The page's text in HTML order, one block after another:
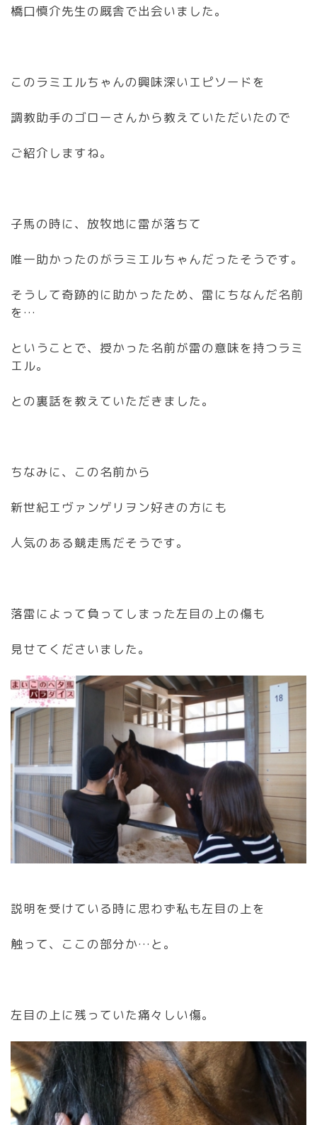
橋口慎介先生の厩舎で出会いました。
このラミエルちゃんの興味深いエピソードを
調教助手のゴローさんから教えていただいたので
ご紹介しますね。
子馬の時に、放牧地に雷が落ちて
唯一助かったのがラミエルちゃんだったそうです。
そうして奇跡的に助かったため、雷にちなんだ名前
を…
ということで、授かった名前が雷の意味を持つラミ
エル。
との裏話を教えていただきました。
ちなみに、この名前から
新世紀エヴァンゲリヲン好きの方にも
人気のある競走馬だそうです。
落雷によって負ってしまった左目の上の傷も
見せてくださいました。
説明を受けている時に思わず私も左目の上を
触って、ここの部分か…と。
左目の上に残っていた痛々しい傷。